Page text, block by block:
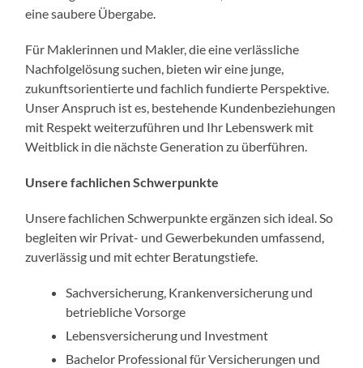
eine saubere Übergabe.
Für Maklerinnen und Makler, die eine verlässliche
Nachfolgelösung suchen, bieten wir eine junge,
zukunftsorientierte und fachlich fundierte Perspektive.
Unser Anspruch ist es, bestehende Kundenbeziehungen
mit Respekt weiterzuführen und Ihr Lebenswerk mit
Weitblick in die nächste Generation zu überführen.
Unsere fachlichen Schwerpunkte
Unsere fachlichen Schwerpunkte ergänzen sich ideal. So
begleiten wir Privat- und Gewerbekunden umfassend,
zuverlässig und mit echter Beratungstiefe.
Sachversicherung, Krankenversicherung und
betriebliche Vorsorge
Lebensversicherung und Investment
Bachelor Professional für Versicherungen und